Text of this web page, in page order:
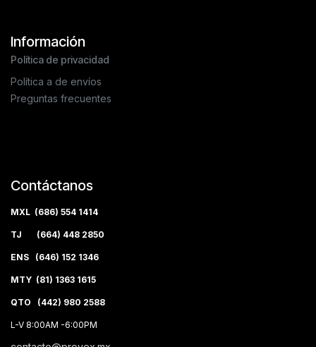
Información
Política de privacidad
Política a de envíos
Preguntas frecuentes
Contáctanos
MXL (686) 554 1414
TJ (664) 448 2850
ENS (646) 152 1346
MTY (81) 1363 1615
QTO (442) 980 2588
L-V 8:00AM -6:00PM